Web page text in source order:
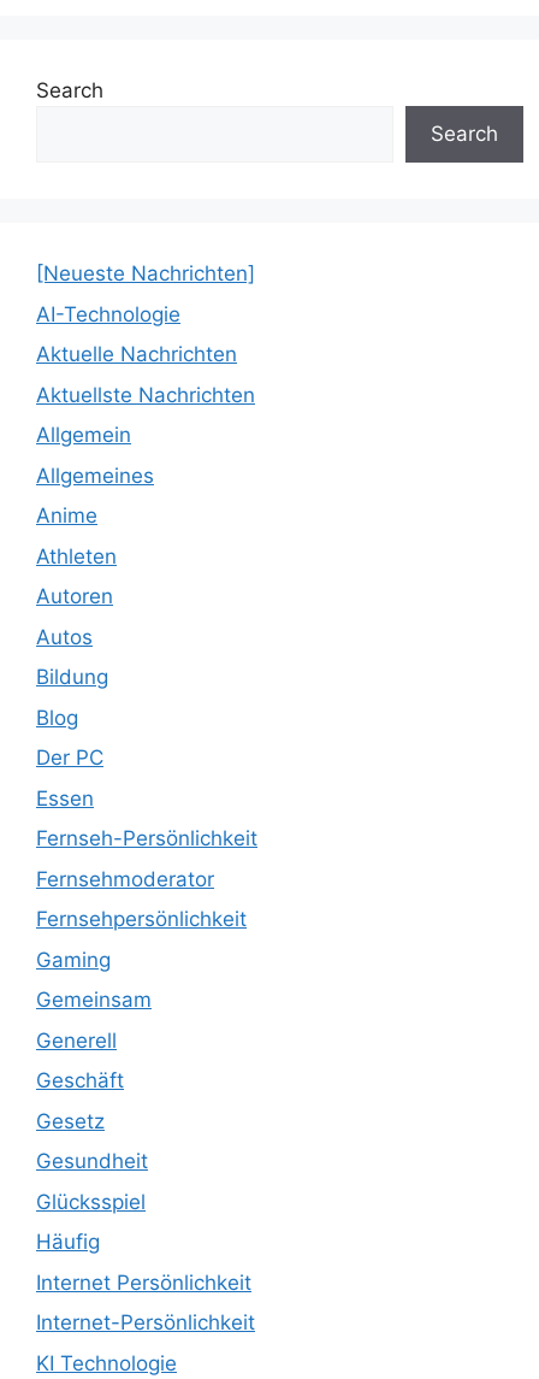
Search
Search
[Neueste Nachrichten]
AI-Technologie
Aktuelle Nachrichten
Aktuellste Nachrichten
Allgemein
Allgemeines
Anime
Athleten
Autoren
Autos
Bildung
Blog
Der PC
Essen
Fernseh-Persönlichkeit
Fernsehmoderator
Fernsehpersönlichkeit
Gaming
Gemeinsam
Generell
Geschäft
Gesetz
Gesundheit
Glücksspiel
Häufig
Internet Persönlichkeit
Internet-Persönlichkeit
KI Technologie